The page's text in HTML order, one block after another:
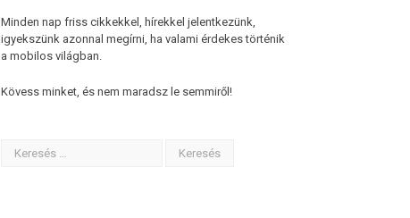
Minden nap friss cikkekkel, hírekkel jelentkezünk,
igyekszünk azonnal megírni, ha valami érdekes történik
a mobilos világban.
Kövess minket, és nem maradsz le semmiről!